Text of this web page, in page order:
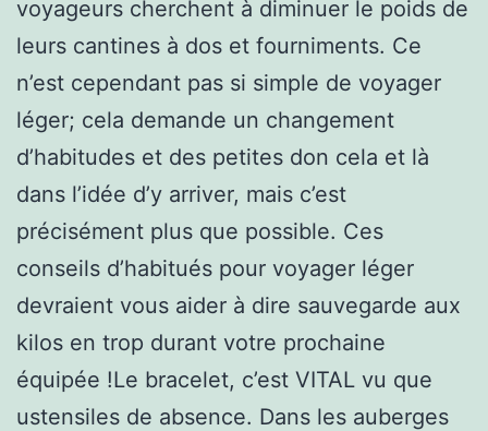
voyageurs cherchent à diminuer le poids de
leurs cantines à dos et fourniments. Ce
n’est cependant pas si simple de voyager
léger; cela demande un changement
d’habitudes et des petites don cela et là
dans l’idée d’y arriver, mais c’est
précisément plus que possible. Ces
conseils d’habitués pour voyager léger
devraient vous aider à dire sauvegarde aux
kilos en trop durant votre prochaine
équipée !Le bracelet, c’est VITAL vu que
ustensiles de absence. Dans les auberges